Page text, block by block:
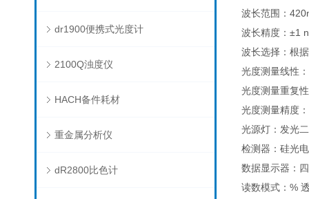
dr1900便携式光度计
2100Q浊度仪
HACH备件耗材
重金属分析仪
dR2800比色计
波长范围：
波长精度：±1
波长选择：根
光度测量线性
光度测量重复
光度测量精度
光源灯：发光
检测器：硅光
数据显示器：
读数模式：%